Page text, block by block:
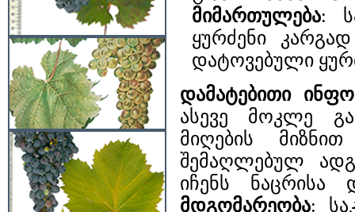
მიმართულება:
ყურძენი
დატოვებული
დამატებითი
ასევე მოკლე
მიღების
შემაღლებულ
იჩენს
მდგომარეობა: